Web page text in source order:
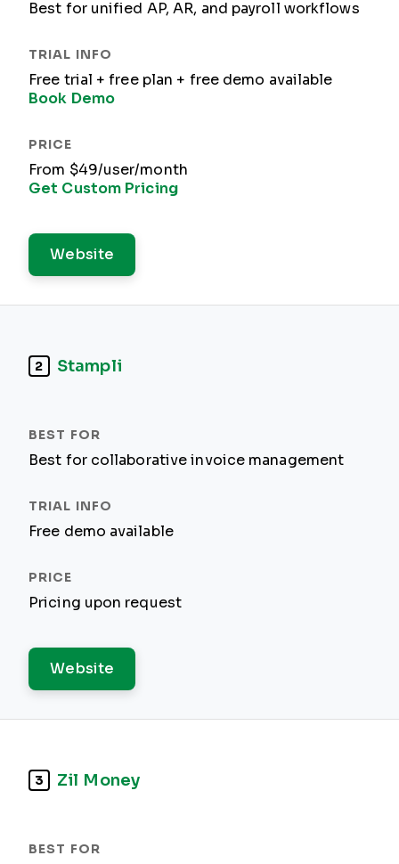
Best for unified AP, AR, and payroll workflows
Free trial + free plan + free demo available
Book Demo
From $49/user/month
Get Custom Pricing
Website
2 Stampli
Best for collaborative invoice management
Free demo available
Pricing upon request
Website
3 Zil Money